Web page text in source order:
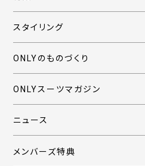
スタイリング
ONLYのものづくり
ONLYスーツマガジン
ニュース
メンバーズ特典